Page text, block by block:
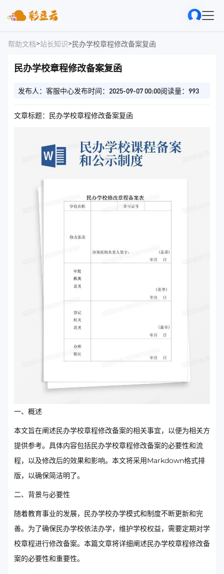
帮助文档>站长知识>民办学校章程修改备案复函
民办学校章程修改备案复函
发布人：客服中心发布时间：2025-09-07 00:00阅读量：993
文章标题：民办学校章程修改备案复函
一、概述
本文旨在阐述民办学校章程修改备案的相关事宜，以便为相关方
提供参考。具体内容包括民办学校章程修改备案的必要性和流
程，以及修改后的效果和影响。本文将采用Markdown格式排
版，以确保简洁明了。
二、背景与必要性
随着教育事业的发展，民办学校办学模式和制度不断更新和完
善。为了确保民办学校依法办学，维护学校权益，需要定期对学
校章程进行修改备案。本篇文章将详细阐述民办学校章程修改备
案的必要性和重要性。